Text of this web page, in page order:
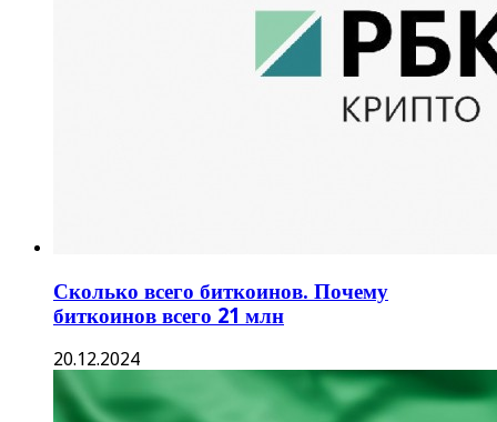
Сколько всего биткоинов. Почему
биткоинов всего 21 млн
20.12.2024